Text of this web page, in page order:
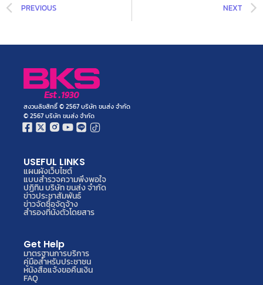
PREVIOUS NEXT
สงวนลิขสิทธิ์ © 2567 บริษัท ขนส่ง จำกัด
© 2567 บริษัท ขนส่ง จำกัด
USEFUL LINKS
แผนผังเว็บไซต์
แบบสำรวจความพึงพอใจ
ปฏิทิน บริษัท ขนส่ง จำกัด
ข่าวประชาสัมพันธ์
ข่าวจัดซื้อจัดจ้าง
สำรองที่นั่งตั๋วโดยสาร
Get Help
มาตรฐานการบริการ
คู่มือสำหรับประชาชน
หนังสือแจ้งขอคืนเงิน
FAQ